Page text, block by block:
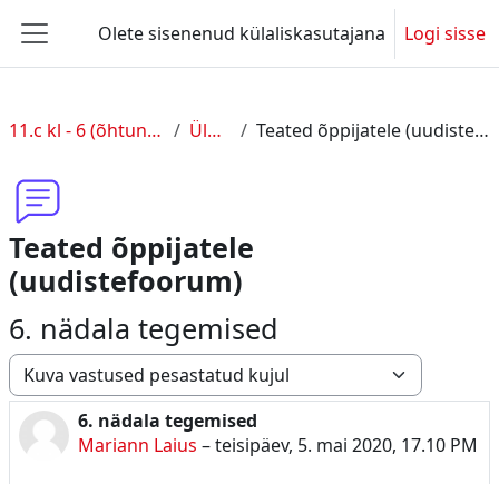
Küljepaneel
Olete sisenenud külaliskasutajana Logi sisse
11.c kl - 6 (õhtune õpe) Üldine Teated õppijatele (uudistefoorum)
Teated õppijatele
(uudistefoorum)
6. nädala tegemised
Kuvamisrežiim
6. nädala tegemised
Mariann Laius –teisipäev, 5. mai 2020, 17.10 PM
Vastuste arv 0